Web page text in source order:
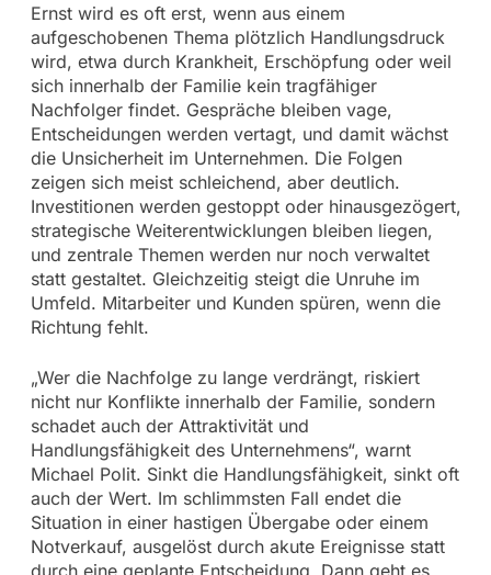
Ernst wird es oft erst, wenn aus einem
aufgeschobenen Thema plötzlich Handlungsdruck
wird, etwa durch Krankheit, Erschöpfung oder weil
sich innerhalb der Familie kein tragfähiger
Nachfolger findet. Gespräche bleiben vage,
Entscheidungen werden vertagt, und damit wächst
die Unsicherheit im Unternehmen. Die Folgen
zeigen sich meist schleichend, aber deutlich.
Investitionen werden gestoppt oder hinausgezögert,
strategische Weiterentwicklungen bleiben liegen,
und zentrale Themen werden nur noch verwaltet
statt gestaltet. Gleichzeitig steigt die Unruhe im
Umfeld. Mitarbeiter und Kunden spüren, wenn die
Richtung fehlt.
„Wer die Nachfolge zu lange verdrängt, riskiert
nicht nur Konflikte innerhalb der Familie, sondern
schadet auch der Attraktivität und
Handlungsfähigkeit des Unternehmens“, warnt
Michael Polit. Sinkt die Handlungsfähigkeit, sinkt oft
auch der Wert. Im schlimmsten Fall endet die
Situation in einer hastigen Übergabe oder einem
Notverkauf, ausgelöst durch akute Ereignisse statt
durch eine geplante Entscheidung. Dann geht es